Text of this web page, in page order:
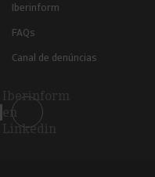
Iberinform
FAQs
Canal de denúncias
Iberinform
en
Linkedin